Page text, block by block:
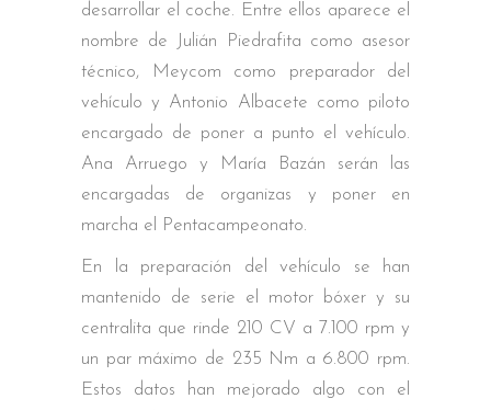
desarrollar el coche. Entre ellos aparece el
nombre de Julián Piedrafita como asesor
técnico, Meycom como preparador del
vehículo y Antonio Albacete como piloto
encargado de poner a punto el vehículo.
Ana Arruego y María Bazán serán las
encargadas de organizas y poner en
marcha el Pentacampeonato.
En la preparación del vehículo se han
mantenido de serie el motor bóxer y su
centralita que rinde 210 CV a 7.100 rpm y
un par máximo de 235 Nm a 6.800 rpm.
Estos datos han mejorado algo con el